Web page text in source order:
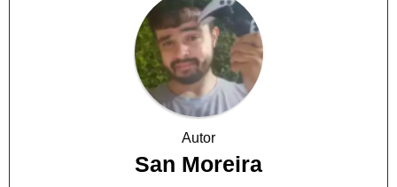
Autor
San Moreira